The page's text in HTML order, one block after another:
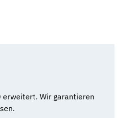
erweitert. Wir garantieren